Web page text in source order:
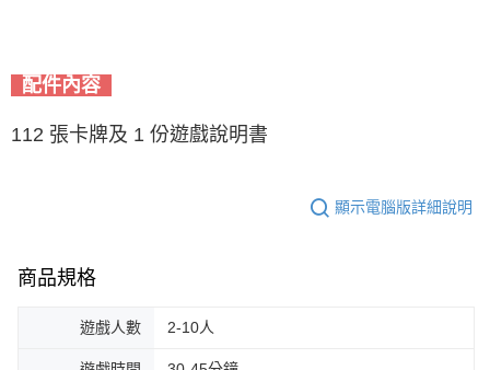
配件內容
112 張卡牌及 1 份遊戲說明書
顯示電腦版詳細說明
商品規格
遊戲人數 2-10人